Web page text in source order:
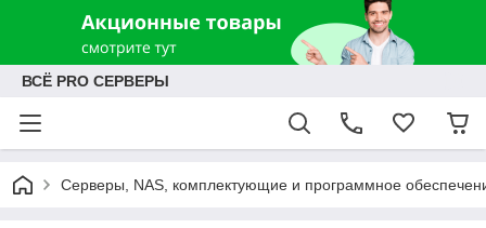
ВСЁ PRO СЕРВЕРЫ
Серверы, NAS, комплектующие и программное